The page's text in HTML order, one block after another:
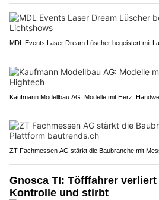
MDL Events Laser Dream Lüscher begeistert mit
Kaufmann Modellbau AG: Modelle mit Herz,
ZT Fachmessen AG stärkt die Baubranche mit
Gnosca TI: Töfffahrer
Kontrolle und stirbt